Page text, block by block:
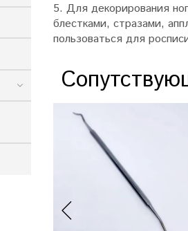
5. Для декорирования
блестками, стразами,
пользоваться для